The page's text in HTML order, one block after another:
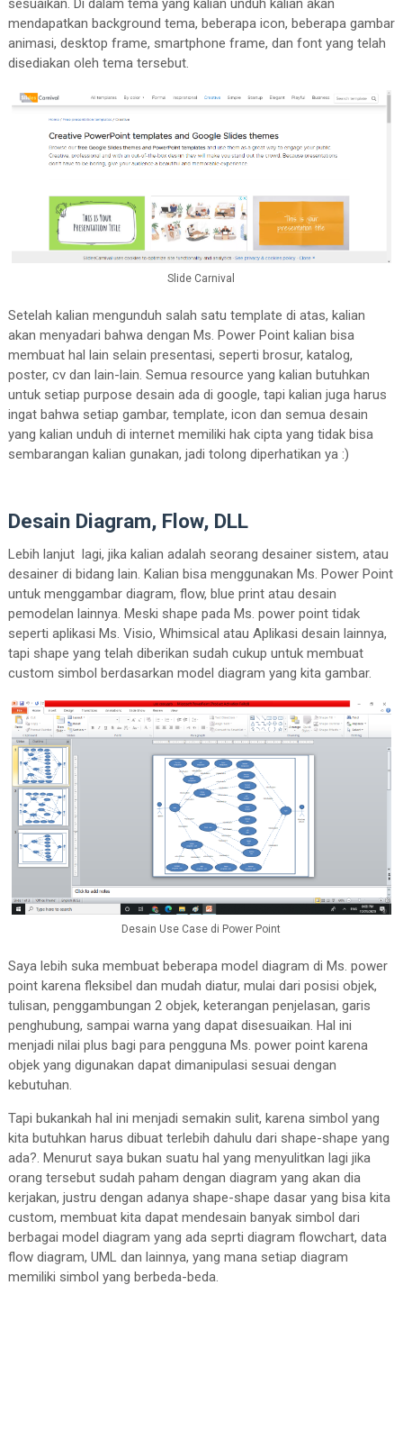
sesuaikan. Di dalam tema yang kalian unduh kalian akan
mendapatkan background tema, beberapa icon, beberapa gambar
animasi, desktop frame, smartphone frame, dan font yang telah
disediakan oleh tema tersebut.
Slide Carnival
Setelah kalian mengunduh salah satu template di atas, kalian
akan menyadari bahwa dengan Ms. Power Point kalian bisa
membuat hal lain selain presentasi, seperti brosur, katalog,
poster, cv dan lain-lain. Semua resource yang kalian butuhkan
untuk setiap purpose desain ada di google, tapi kalian juga harus
ingat bahwa setiap gambar, template, icon dan semua desain
yang kalian unduh di internet memiliki hak cipta yang tidak bisa
sembarangan kalian gunakan, jadi tolong diperhatikan ya :)
Desain Diagram, Flow, DLL
Lebih lanjut lagi, jika kalian adalah seorang desainer sistem, atau
desainer di bidang lain. Kalian bisa menggunakan Ms. Power Point
untuk menggambar diagram, flow, blue print atau desain
pemodelan lainnya. Meski shape pada Ms. power point tidak
seperti aplikasi Ms. Visio, Whimsical atau Aplikasi desain lainnya,
tapi shape yang telah diberikan sudah cukup untuk membuat
custom simbol berdasarkan model diagram yang kita gambar.
Desain Use Case di Power Point
Saya lebih suka membuat beberapa model diagram di Ms. power
point karena fleksibel dan mudah diatur, mulai dari posisi objek,
tulisan, penggambungan 2 objek, keterangan penjelasan, garis
penghubung, sampai warna yang dapat disesuaikan. Hal ini
menjadi nilai plus bagi para pengguna Ms. power point karena
objek yang digunakan dapat dimanipulasi sesuai dengan
kebutuhan.
Tapi bukankah hal ini menjadi semakin sulit, karena simbol yang
kita butuhkan harus dibuat terlebih dahulu dari shape-shape yang
ada?. Menurut saya bukan suatu hal yang menyulitkan lagi jika
orang tersebut sudah paham dengan diagram yang akan dia
kerjakan, justru dengan adanya shape-shape dasar yang bisa kita
custom, membuat kita dapat mendesain banyak simbol dari
berbagai model diagram yang ada seprti diagram flowchart, data
flow diagram, UML dan lainnya, yang mana setiap diagram
memiliki simbol yang berbeda-beda.